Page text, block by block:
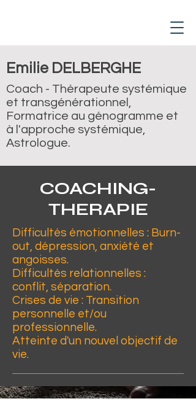
Emilie DELBERGHE
Coach - Thérapeute systémique
et transgénérationnel,
Formatrice au génogramme et
à l'approche systémique,
Astrologue.
COACHING-
THERAPIE
Difficultés émotionnelles : Burn-
out, dépression, anxiété et
angoisses.
Difficultés relationnelles :
conflit, séparation.
Crises de vie : Transition
personnelle et/ou
professionnelle.
Atteinte d'un nouvel objectif de
vie.